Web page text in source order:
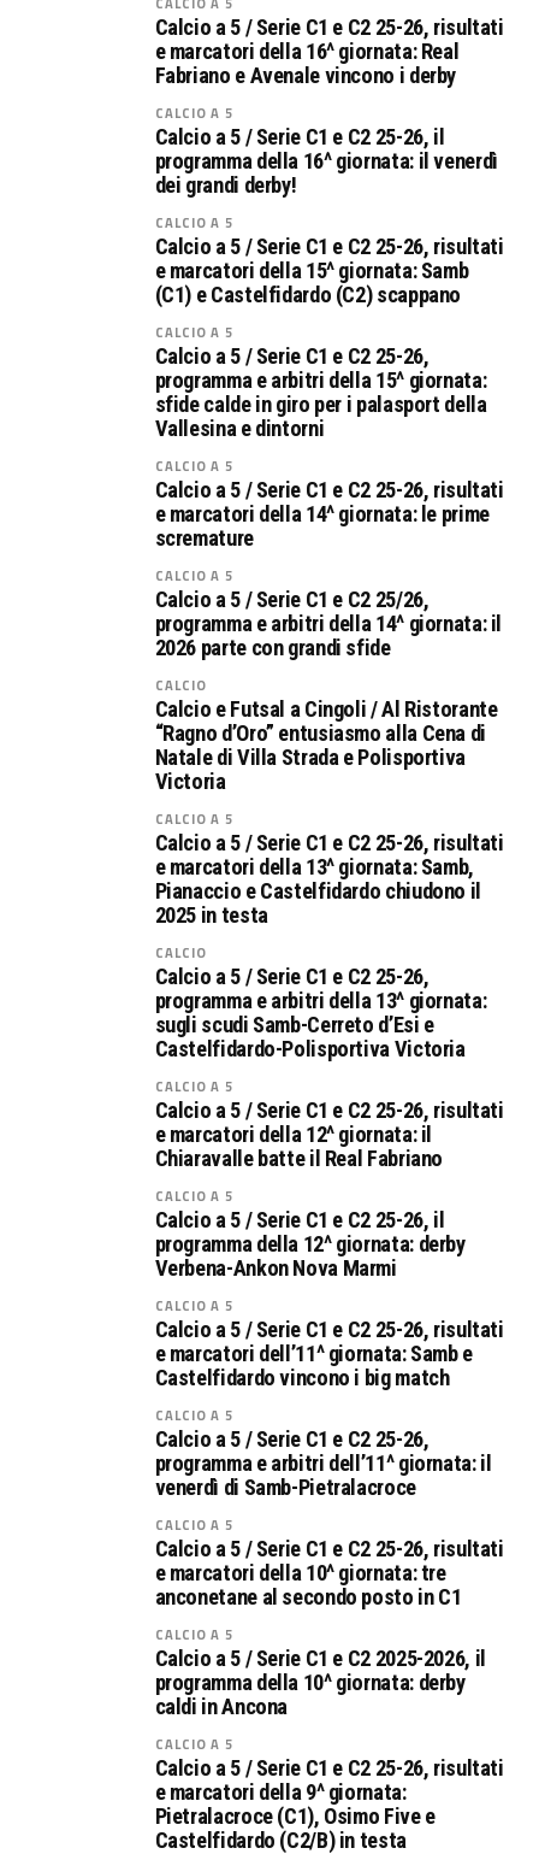
Calcio a 5 / Serie C1 e C2 25-26, risultati
e marcatori della 16^ giornata: Real
Fabriano e Avenale vincono i derby
CALCIO A 5
Calcio a 5 / Serie C1 e C2 25-26, il
programma della 16^ giornata: il venerdì
dei grandi derby!
CALCIO A 5
Calcio a 5 / Serie C1 e C2 25-26, risultati
e marcatori della 15^ giornata: Samb
(C1) e Castelfidardo (C2) scappano
CALCIO A 5
Calcio a 5 / Serie C1 e C2 25-26,
programma e arbitri della 15^ giornata:
sfide calde in giro per i palasport della
Vallesina e dintorni
CALCIO A 5
Calcio a 5 / Serie C1 e C2 25-26, risultati
e marcatori della 14^ giornata: le prime
scremature
CALCIO A 5
Calcio a 5 / Serie C1 e C2 25/26,
programma e arbitri della 14^ giornata: il
2026 parte con grandi sfide
CALCIO
Calcio e Futsal a Cingoli / Al Ristorante
“Ragno d’Oro” entusiasmo alla Cena di
Natale di Villa Strada e Polisportiva
Victoria
CALCIO A 5
Calcio a 5 / Serie C1 e C2 25-26, risultati
e marcatori della 13^ giornata: Samb,
Pianaccio e Castelfidardo chiudono il
2025 in testa
CALCIO
Calcio a 5 / Serie C1 e C2 25-26,
programma e arbitri della 13^ giornata:
sugli scudi Samb-Cerreto d’Esi e
Castelfidardo-Polisportiva Victoria
CALCIO A 5
Calcio a 5 / Serie C1 e C2 25-26, risultati
e marcatori della 12^ giornata: il
Chiaravalle batte il Real Fabriano
CALCIO A 5
Calcio a 5 / Serie C1 e C2 25-26, il
programma della 12^ giornata: derby
Verbena-Ankon Nova Marmi
CALCIO A 5
Calcio a 5 / Serie C1 e C2 25-26, risultati
e marcatori dell’11^ giornata: Samb e
Castelfidardo vincono i big match
CALCIO A 5
Calcio a 5 / Serie C1 e C2 25-26,
programma e arbitri dell’11^ giornata: il
venerdì di Samb-Pietralacroce
CALCIO A 5
Calcio a 5 / Serie C1 e C2 25-26, risultati
e marcatori della 10^ giornata: tre
anconetane al secondo posto in C1
CALCIO A 5
Calcio a 5 / Serie C1 e C2 2025-2026, il
programma della 10^ giornata: derby
caldi in Ancona
CALCIO A 5
Calcio a 5 / Serie C1 e C2 25-26, risultati
e marcatori della 9^ giornata:
Pietralacroce (C1), Osimo Five e
Castelfidardo (C2/B) in testa